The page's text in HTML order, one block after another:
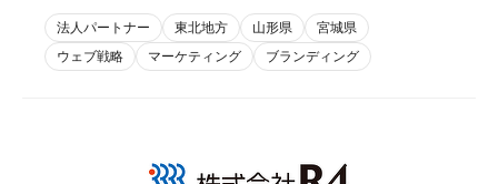
法人パートナー 東北地方 山形県
宮城県
ウェブ戦略
マーケティング ブランディング